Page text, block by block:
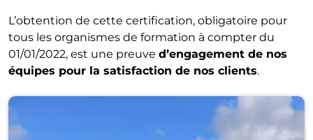
L’obtention de cette certification, obligatoire pour
tous les organismes de formation à compter du
01/01/2022, est une preuve d’engagement de nos
équipes pour la satisfaction de nos clients.